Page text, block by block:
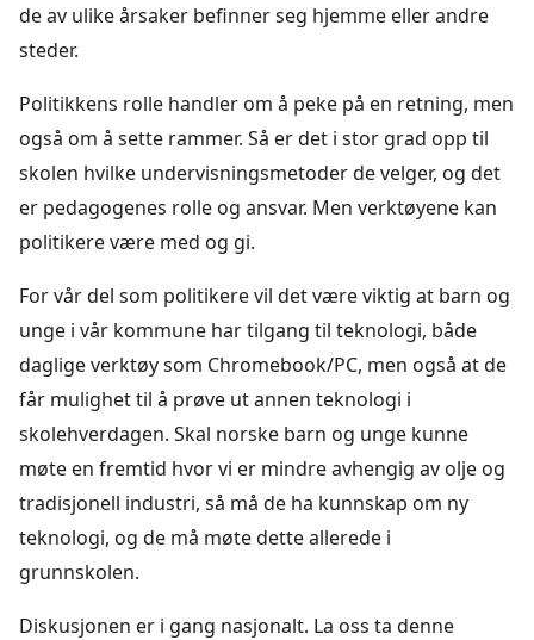
de av ulike årsaker befinner seg hjemme eller andre
steder.
Politikkens rolle handler om å peke på en retning, men
også om å sette rammer. Så er det i stor grad opp til
skolen hvilke undervisningsmetoder de velger, og det
er pedagogenes rolle og ansvar. Men verktøyene kan
politikere være med og gi.
For vår del som politikere vil det være viktig at barn og
unge i vår kommune har tilgang til teknologi, både
daglige verktøy som Chromebook/PC, men også at de
får mulighet til å prøve ut annen teknologi i
skolehverdagen. Skal norske barn og unge kunne
møte en fremtid hvor vi er mindre avhengig av olje og
tradisjonell industri, så må de ha kunnskap om ny
teknologi, og de må møte dette allerede i
grunnskolen.
Diskusjonen er i gang nasjonalt. La oss ta denne